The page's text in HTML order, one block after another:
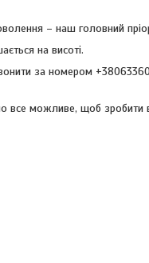
– наш головний
на висоті.
за номером
все можливе, щоб зробити